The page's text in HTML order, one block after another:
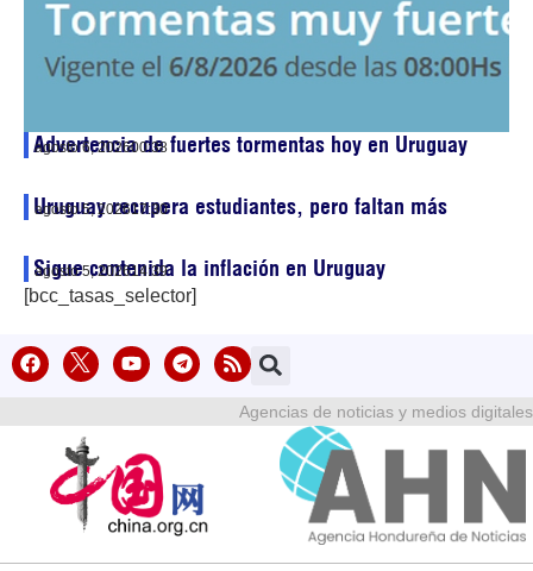
Advertencia de fuertes tormentas hoy en Uruguay
agosto 6, 202600:38
Uruguay recupera estudiantes, pero faltan más
agosto 5, 202617:30
Sigue contenida la inflación en Uruguay
agosto 5, 202614:39
[bcc_tasas_selector]
Agencias de noticias y medios digitales